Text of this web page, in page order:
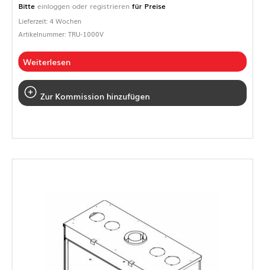
Bitte einloggen oder registrieren für Preise
Lieferzeit: 4 Wochen
Artikelnummer: TRU-1000V
Weiterlesen
Zur Kommission hinzufügen